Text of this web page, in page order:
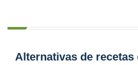
Alternativas de recetas